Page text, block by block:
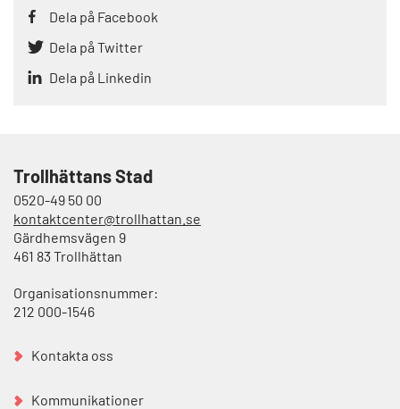
Dela på Facebook
Dela på Twitter
Dela på Linkedin
Trollhättans Stad
0520-49 50 00
kontaktcenter@trollhattan.se
Gärdhemsvägen 9
461 83 Trollhättan
Organisationsnummer:
212 000-1546
Kontakta oss
Kommunikationer